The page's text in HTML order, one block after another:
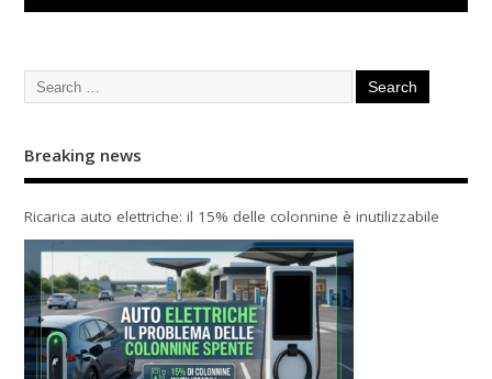
Breaking news
Ricarica auto elettriche: il 15% delle colonnine è inutilizzabile